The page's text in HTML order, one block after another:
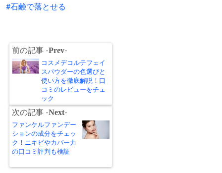
石鹸で落とせる
前の記事 -Prev-
コスメデコルテフェイ
スパウダーの色選びと
使い方を徹底解説！口
コミのレビューをチェ
ック
次の記事 -Next-
ファンケルファンデー
ションの成分をチェッ
ク！ニキビやカバー力
の口コミ評判も検証